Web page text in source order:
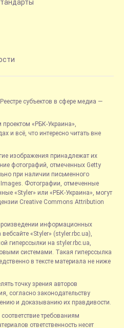
субъектов в сфере медиа —
проектом «РБК-Украина»,
и всё, что интересно читать вне
изображения принадлежат их
фотографий, отмеченных Getty
при наличии письменного
Images. Фотографии, отмеченные
«Styler» или «РБК-Украина», могут
Creative Commons Attribution
информационных
«Styler» (styler.rbc.ua),
гиперссылки на styler.rbc.ua,
системами. Такая гиперссылка
в тексте материала не ниже
точку зрения авторов
согласно законодательству
и доказыванию их правдивости.
требованиям
ответственность несет